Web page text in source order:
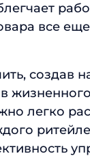
все
создав
легко